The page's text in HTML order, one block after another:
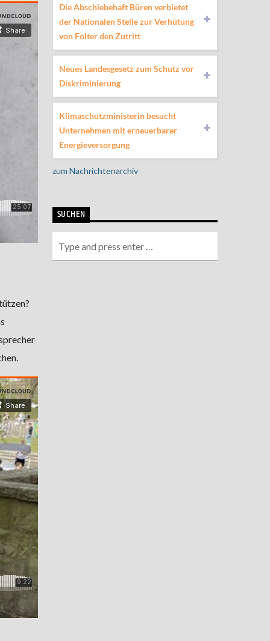
Die Abschiebehaft Büren verbietet
der Nationalen Stelle zur Verhütung
von Folter den Zutritt
Neues Landesgesetz zum Schutz vor
Diskriminierung
Klimaschutzministerin besucht
Unternehmen mit erneuerbarer
Energieversorgung
zum Nachrichtenarchiv
SUCHEN